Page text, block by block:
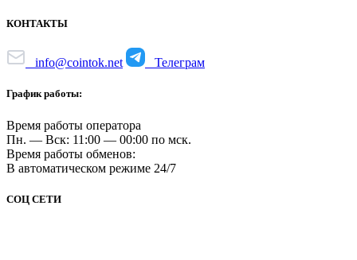
КОНТАКТЫ
info@cointok.net Телеграм
График работы:
Время работы оператора
Пн. — Вск: 11:00 — 00:00 по мск.
Время работы обменов:
В автоматическом режиме 24/7
СОЦ СЕТИ